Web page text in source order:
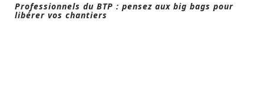
Professionnels du BTP : pensez aux big bags pour
libérer vos chantiers